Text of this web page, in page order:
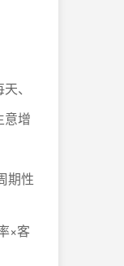
、
意增
期性
×客